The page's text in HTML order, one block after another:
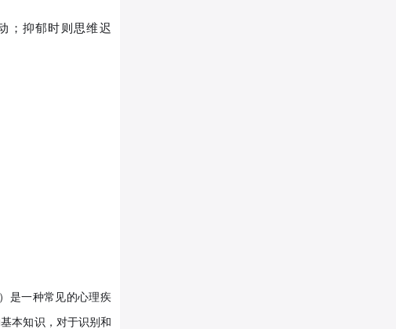
；抑郁时则思维迟
是一种常见的心理疾
本知识，对于识别和